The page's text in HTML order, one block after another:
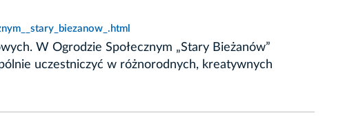
W Ogrodzie Społecznym „Stary Bieżanów”
uczestniczyć w różnorodnych, kreatywnych